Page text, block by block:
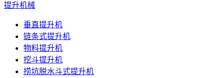
提升机械
垂直提升机
链条式提升机
物料提升机
挖斗提升机
捞坑脱水斗式提升机